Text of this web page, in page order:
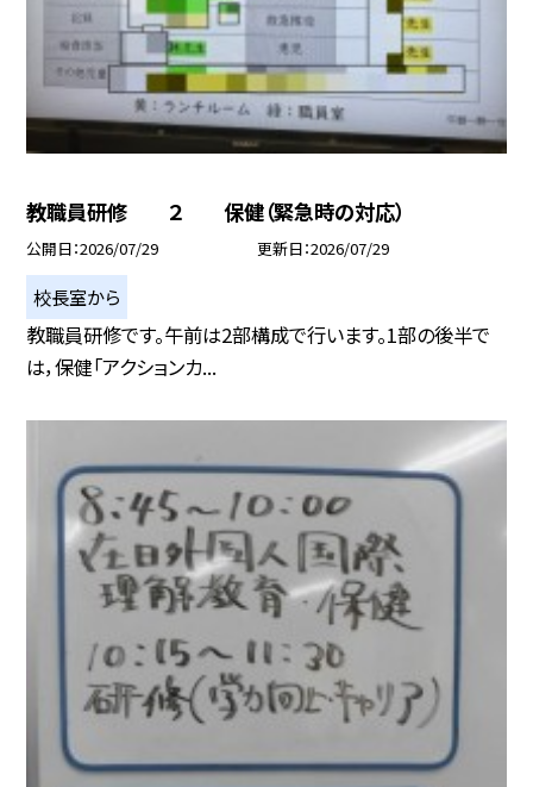
教職員研修 ２ 保健（緊急時の対応）
公開日 2026/07/29 更新日 2026/07/29
校長室から
教職員研修です。午前は2部構成で行います。1部の後半で
は，保健「アクションカ...